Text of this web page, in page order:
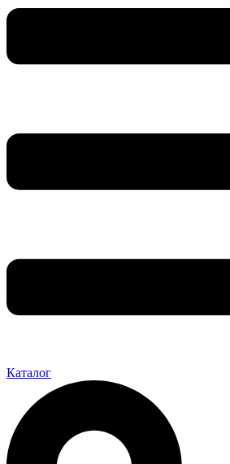
Каталог